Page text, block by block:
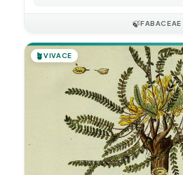
🍃FABACEAE
🪴VIVACE